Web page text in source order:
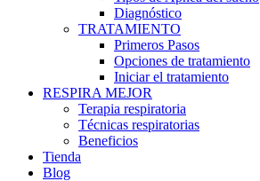
Diagnóstico
TRATAMIENTO
Primeros Pasos
Opciones de tratamiento
Iniciar el tratamiento
RESPIRA MEJOR
Terapia respiratoria
Técnicas respiratorias
Beneficios
Tienda
Blog